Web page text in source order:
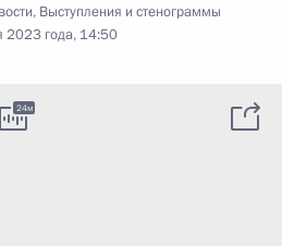
, Выступления и стенограммы
2023 года, 14:50
24м